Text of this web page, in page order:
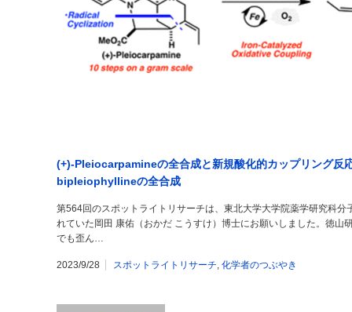
(+)-Pleiocarpamineの全合成と新規酸化的カップリング
bipleiophyllineの全合成
第564回のスポットライトリサーチは、東北大学大学院薬学研究科
れていた岡田 康佑（おかだ こうすけ）博士にお願いしました。徳山
でも歪ん…
2023/9/28 スポットライトリサーチ, 化学者のつぶやき